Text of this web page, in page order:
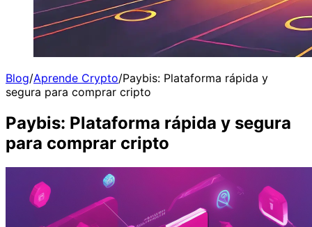
Blog/Aprende Crypto/Paybis: Plataforma rápida y
segura para comprar cripto
Paybis: Plataforma rápida y segura
para comprar cripto